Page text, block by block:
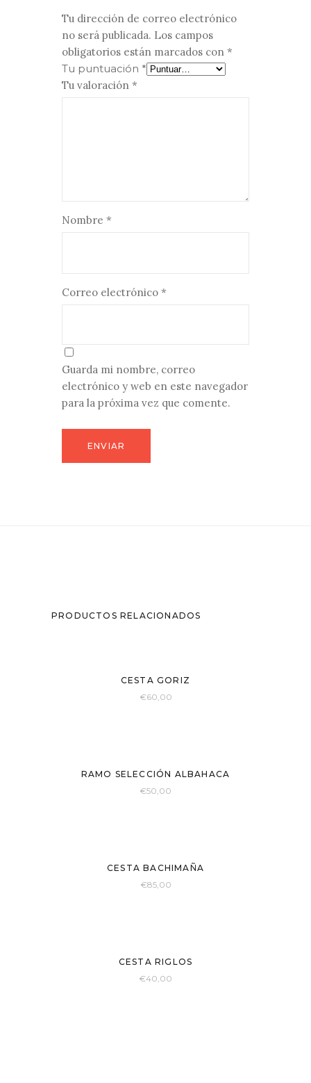
Tu dirección de correo electrónico
no será publicada. Los campos
obligatorios están marcados con *
Tu puntuación *
Tu valoración *
Nombre *
Correo electrónico *
Guarda mi nombre, correo
electrónico y web en este navegador
para la próxima vez que comente.
PRODUCTOS RELACIONADOS
CESTA GORIZ
€60,00
RAMO SELECCIÓN ALBAHACA
€50,00
CESTA BACHIMAÑA
€85,00
CESTA RIGLOS
€40,00